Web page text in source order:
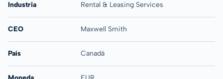
Industria Rental & Leasing Services
CEO Maxwell Smith
País Canadá